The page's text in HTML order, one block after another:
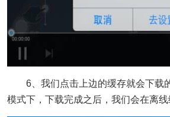
6、我们点击上边的缓存就会下载
模式下，下载完成之后，我们会在离